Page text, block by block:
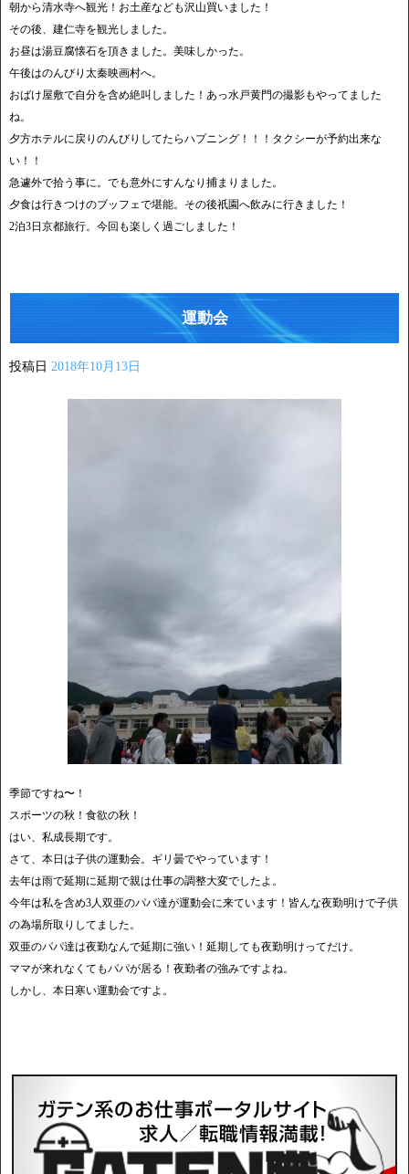
朝から清水寺へ観光！お土産なども沢山買いました！
その後、建仁寺を観光しました。
お昼は湯豆腐懐石を頂きました。美味しかった。
午後はのんびり太秦映画村へ。
おばけ屋敷で自分を含め絶叫しました！あっ水戸黄門の撮影もやってました
ね。
夕方ホテルに戻りのんびりしてたらハプニング！！！タクシーが予約出来な
い！！
急遽外で拾う事に。でも意外にすんなり捕まりました。
夕食は行きつけのブッフェで堪能。その後祇園へ飲みに行きました！
2泊3日京都旅行。今回も楽しく過ごしました！
運動会
投稿日 2018年10月13日
季節ですね〜！
スポーツの秋！食欲の秋！
はい、私成長期です。
さて、本日は子供の運動会。ギリ曇でやっています！
去年は雨で延期に延期で親は仕事の調整大変でしたよ。
今年は私を含め3人双亜のパパ達が運動会に来ています！皆んな夜勤明けで子供
の為場所取りしてました。
双亜のパパ達は夜勤なんで延期に強い！延期しても夜勤明けってだけ。
ママが来れなくてもパパが居る！夜勤者の強みですよね。
しかし、本日寒い運動会ですよ。